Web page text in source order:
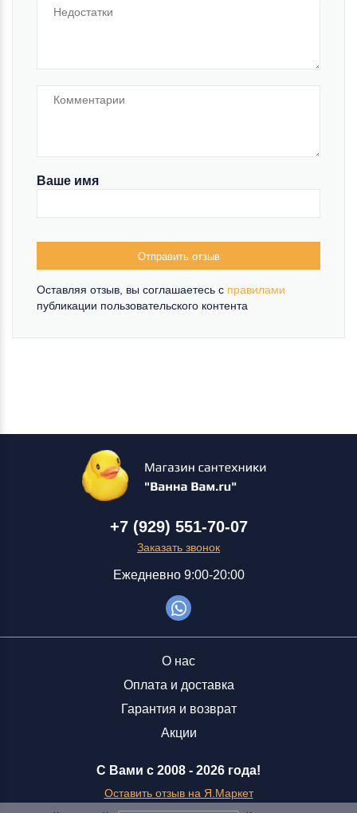
Ваше имя
Отправить отзыв
Оставляя отзыв, вы соглашаетесь c правилами
публикации пользовательского контента
+7 (929) 551-70-07
Заказать звонок
Ежедневно 9:00-20:00
С Вами с 2008 - 2026 года!
Оставить отзыв на Я.Маркет
О нас
Оплата и доставка
Гарантия и возврат
Акции